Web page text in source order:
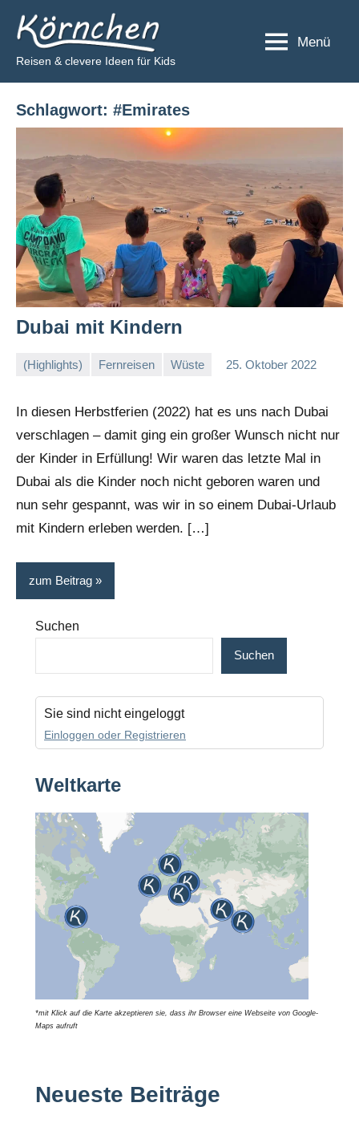
Inhalt
springen
Körnchen
Reisen & clevere Ideen für Kids
Menü
Schlagwort: #Emirates
Dubai mit Kindern
(Highlights) Fernreisen Wüste 25. Oktober 2022
Stephi
Ein
In diesen Herbstferien (2022) hat es uns nach Dubai
verschlagen – damit ging ein großer Wunsch nicht nur
der Kinder in Erfüllung! Wir waren das letzte Mal in
Dubai als die Kinder noch nicht geboren waren und
nun sehr gespannt, was wir in so einem Dubai-Urlaub
mit Kindern erleben werden. […]
zum Beitrag
Suchen
Suchen
Sie sind nicht eingeloggt
Einloggen oder Registrieren
Weltkarte
*mit Klick auf die Karte akzeptieren sie, dass ihr Browser eine Webseite von Google-
Maps aufruft
Neueste Beiträge